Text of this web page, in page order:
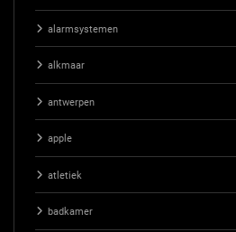
alarmsystemen
alkmaar
antwerpen
apple
atletiek
badkamer